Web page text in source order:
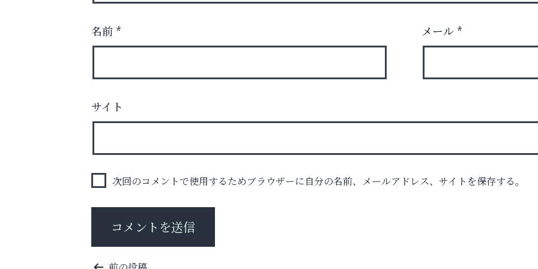
査定のプロが心を込めて出張査定
名前 * メール *
サイト
次回のコメントで使用するためブラウザーに自分の名前、メールアドレス、サイトを保存する。